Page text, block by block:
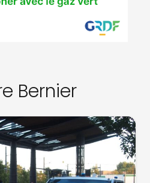
Bernier